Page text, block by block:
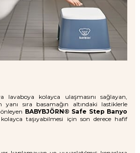
lavaboya kolayca ulaşmasını sağlayan,
sıra basamağın altındaki lastiklerle
BABYBJÖRN® Safe Step Banyo
kolayca taşıyabilmesi için son derece hafif